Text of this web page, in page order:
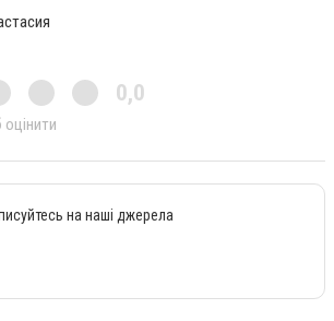
0,0
на наші джерела